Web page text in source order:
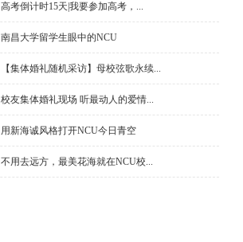
高考倒计时15天|我要参加高考，...
南昌大学留学生眼中的NCU
【集体婚礼随机采访】母校弦歌永续...
校友集体婚礼现场听最动人的爱情...
用新海诚风格打开NCU今日青空
不用去远方，最美花海就在NCU校...